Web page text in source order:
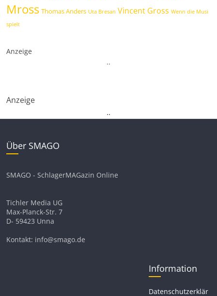
Mross Thomas Anders Uta Bresan Vincent Gross Wenn die Musi
spielt
Anzeige
..
Anzeige
..
Über SMAGO
SMAGO - SchlagerMAGazin Online
Tichler Media UG
Max-Planck-Str. 7
D- 59423 Unna
Kontakt: info@smago.de
Information
Datenschutzerklär